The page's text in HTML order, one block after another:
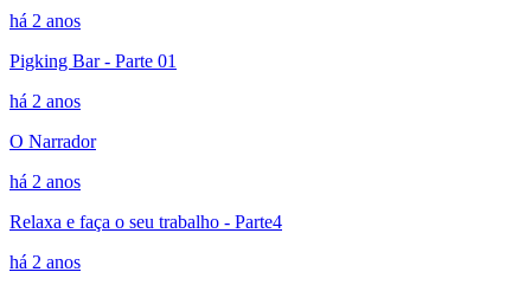
há 2 anos
Pigking Bar - Parte 01
há 2 anos
O Narrador
há 2 anos
Relaxa e faça o seu trabalho - Parte4
há 2 anos